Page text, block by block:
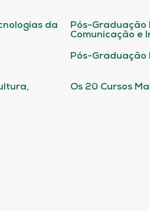
da
Pós-Graduação
Comunicação e
Pós-Graduação
Os 20 Cursos